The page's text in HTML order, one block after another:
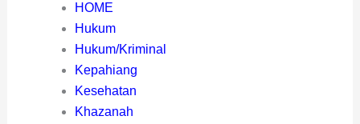
HOME
Hukum
Hukum/Kriminal
Kepahiang
Kesehatan
Khazanah